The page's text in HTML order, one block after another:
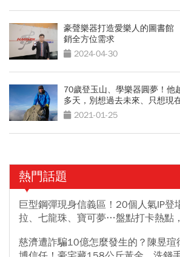
豪聲樂器打造愛樂人的圖書
銷全方位需求
2024-04-30
70歲登玉山、學樂器圓夢！他
多天，別想過去未來、只想現
2021-01-25
熱門話題
巨型鋼彈現身信義區！20個人氣IP登
拉、七龍珠、寶可夢…盤點打卡熱點
慈濟遭詐騙10億怎麼發生的？陳昱瑄